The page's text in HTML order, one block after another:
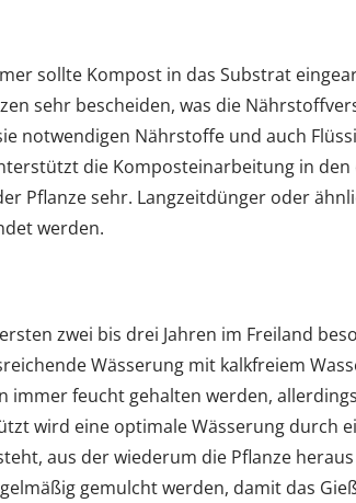
sollte Kompost in das Substrat
sehr bescheiden, was die
notwendigen Nährstoffe und auch
die Komposteinarbeitung in den
Pflanze sehr. Langzeitdünger oder
werden.
zwei bis drei Jahren im Freiland
Wässerung mit kalkfreiem
immer feucht gehalten werden,
wird eine optimale Wässerung durch
aus der wiederum die Pflanze
gemulcht werden, damit das